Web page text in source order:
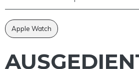
Apple Watch